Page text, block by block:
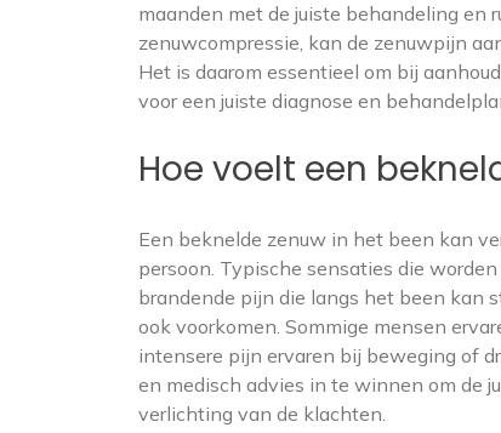
maanden met de juiste behandeling en
zenuwcompressie, kan de zenuwpijn
Het is daarom essentieel om bij
voor een juiste diagnose en
Hoe voelt een
Een beknelde zenuw in het been kan
persoon. Typische sensaties die
brandende pijn die langs het been kan
ook voorkomen. Sommige mensen
intensere pijn ervaren bij beweging of
en medisch advies in te winnen om de
verlichting van de klachten.